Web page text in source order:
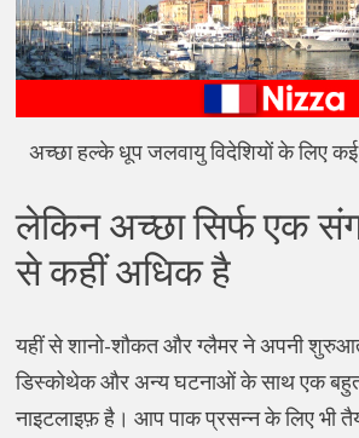
अच्छा हल्के धूप जलवायु विदेशियों के लिए
लेकिन अच्छा सिर्फ एक
से कहीं अधिक है
यहीं से शानो-शौकत और ग्लैमर ने अपनी
डिस्कोथेक और अन्य घटनाओं के साथ एक
नाइटलाइफ़ है। आप पाक प्रसन्न के लिए भी